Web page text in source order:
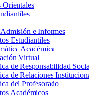
Orientales
e Informes
Estudiantiles
Académica
Virtual
de Responsabilidad
de Relaciones
del Profesorado
Académicos